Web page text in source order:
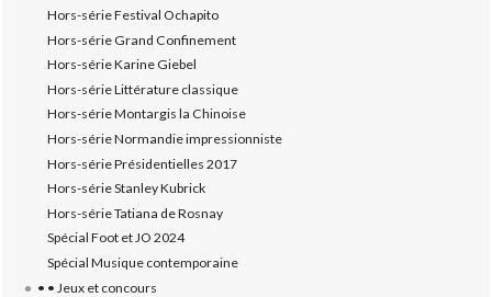
Hors-série Festival Ochapito
Hors-série Grand Confinement
Hors-série Karine Giebel
Hors-série Littérature classique
Hors-série Montargis la Chinoise
Hors-série Normandie impressionniste
Hors-série Présidentielles 2017
Hors-série Stanley Kubrick
Hors-série Tatiana de Rosnay
Spécial Foot et JO 2024
Spécial Musique contemporaine
• • Jeux et concours